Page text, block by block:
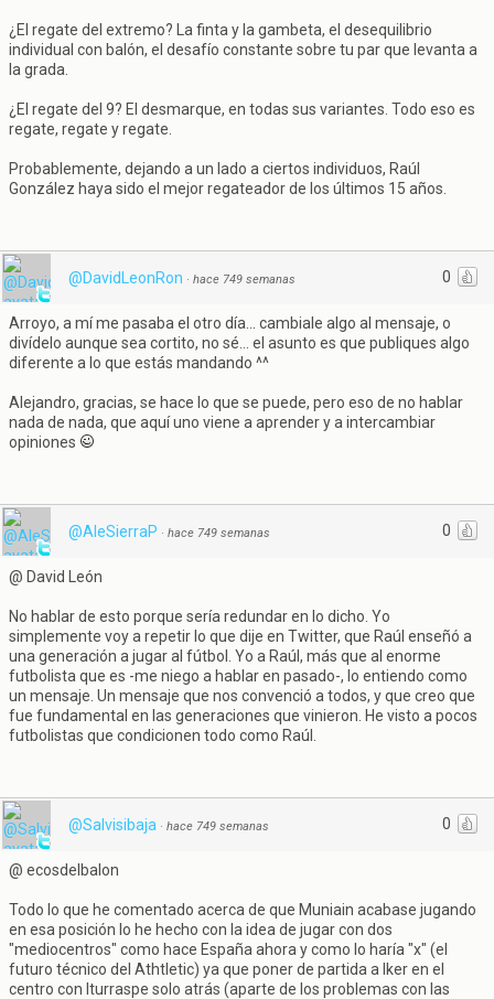
¿El regate del extremo? La finta y la gambeta, el desequilibrio
individual con balón, el desafío constante sobre tu par que levanta a
la grada.
¿El regate del 9? El desmarque, en todas sus variantes. Todo eso es
regate, regate y regate.
Probablemente, dejando a un lado a ciertos individuos, Raúl
González haya sido el mejor regateador de los últimos 15 años.
0
@DavidLeonRon · hace 749 semanas
Arroyo, a mí me pasaba el otro día... cambiale algo al mensaje, o
divídelo aunque sea cortito, no sé... el asunto es que publiques algo
diferente a lo que estás mandando ^^
Alejandro, gracias, se hace lo que se puede, pero eso de no hablar
nada de nada, que aquí uno viene a aprender y a intercambiar
opiniones
0
@AleSierraP · hace 749 semanas
@ David León
No hablar de esto porque sería redundar en lo dicho. Yo
simplemente voy a repetir lo que dije en Twitter, que Raúl enseñó a
una generación a jugar al fútbol. Yo a Raúl, más que al enorme
futbolista que es -me niego a hablar en pasado-, lo entiendo como
un mensaje. Un mensaje que nos convenció a todos, y que creo que
fue fundamental en las generaciones que vinieron. He visto a pocos
futbolistas que condicionen todo como Raúl.
0
@Salvisibaja · hace 749 semanas
@ ecosdelbalon
Todo lo que he comentado acerca de que Muniain acabase jugando
en esa posición lo he hecho con la idea de jugar con dos
"mediocentros" como hace España ahora y como lo haría "x" (el
futuro técnico del Athtletic) ya que poner de partida a Iker en el
centro con Iturraspe solo atrás (aparte de los problemas con las